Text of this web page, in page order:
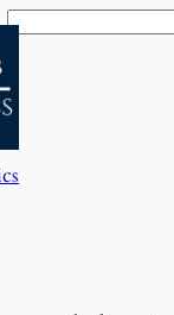
Buscar